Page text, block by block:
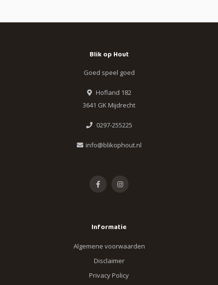
Blik op Hout
Goed speel goed
Hofland 182
3641 GK Mijdrecht
0297-255225
info@blikophout.nl
Informatie
Algemene voorwaarden
Disclaimer
Privacy Policy